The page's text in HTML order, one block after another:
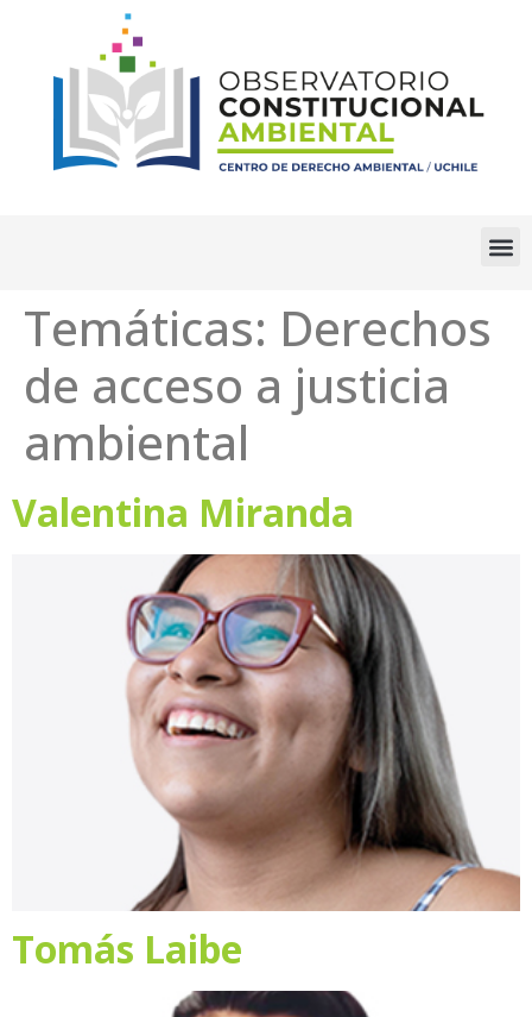
Temáticas: Derechos
de acceso a justicia
ambiental
Valentina Miranda
Tomás Laibe